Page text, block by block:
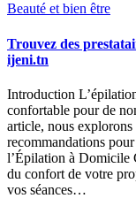
Beauté et bien être
Trouvez des
ijeni.tn
Introduction
confortable pour de
article, nous explorons
recommandations
l’Épilation à Domicile
du confort de votre
vos séances…